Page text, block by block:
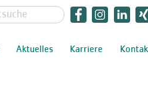
Aktuelles Karriere